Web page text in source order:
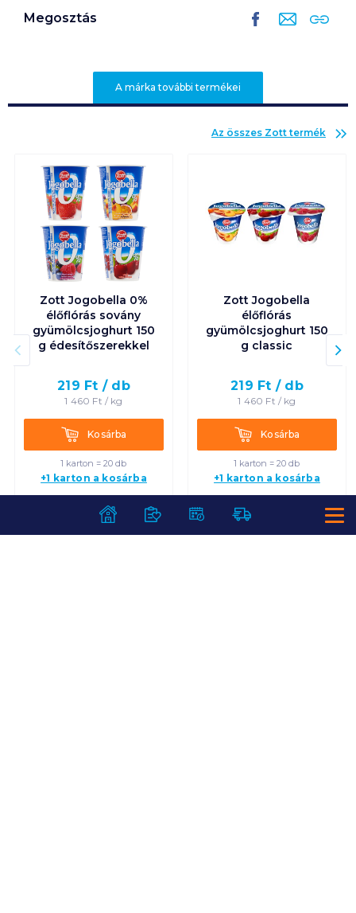
Megosztás
A márka további termékei
Az összes Zott termék
Zott Jogobella 0%
élőflórás sovány
gyümölcsjoghurt 150
g édesítőszerekkel
219 Ft / db
1 460 Ft / kg
KosárbaKosárba
1 karton = 20 db
+1 karton a kosárba
Zott Jogobella
élőflórás
gyümölcsjoghurt 150
g classic
219 Ft / db
1 460 Ft / kg
KosárbaKosárba
1 karton = 20 db
+1 karton a kosárba